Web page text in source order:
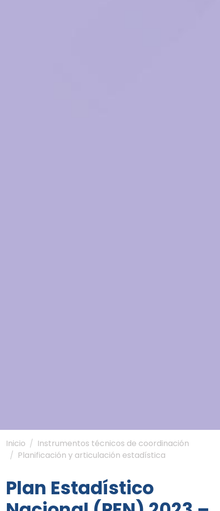
Inicio
Instrumentos técnicos de coordinación
Planificación y articulación estadística
Plan Estadístico